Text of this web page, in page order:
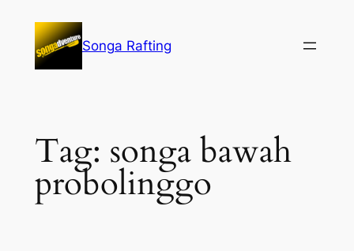
konten
Songa Rafting
Tag: songa bawah
probolinggo